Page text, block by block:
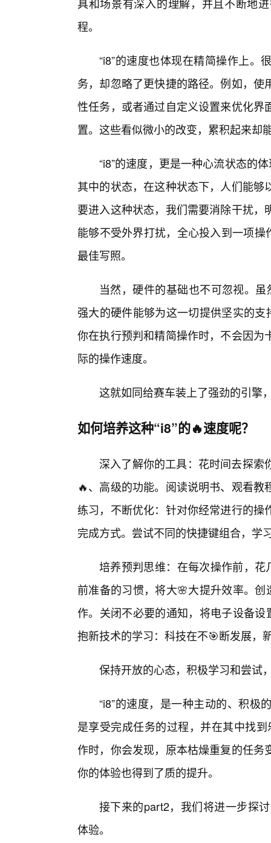
程。
“i8”的速度也体现在精简操作上。
务，却忽略了更快捷的路径。例如，
性任务，或者通过自定义设置来优化
置。这些看似微小的改变，累积起来却
“i8”的速度，更是一种心流状态的
其中的状态，在这种状态下，人们能
要进入这种状态，我们需要消除干扰
能够不受外界打扰，全心投入到一项操
最佳写照。
当然，硬件的基础也不可忽视。
强大的硬件能够为这一切提供坚实的
你在执行预判和精简操作时，不会因
际的操作速度。
这就如同给赛车装上了强劲的引擎
如何培养这种“i8”的🔥速度呢？
深入了解你的工具：花时间去探
🔥、高级的功能。阅读说明书、观看
练习，不断优化：针对你经常进行的
完成方式。尝试不同的快捷键组合，学
培养预判思维：在每次操作前，花
前准备的习惯，将大🌸大提升效率。
作。关闭不必要的通知，将电子设备
抱新技术的学习：科技在不🎯断发展，
保持开放的心态，积极学习和尝试
“i8”的速度，是一种主动的、积极
是享受完成任务的过程，并在其中找
作时，你会发现，原本枯燥重复的任
你的体验也得到了质的提升。
接下来的part2，我们将进一步探
体验。